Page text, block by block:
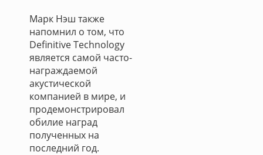
Марк Нэш также
напомнил о том, что
Definitive Тechnology
является самой часто-
награждаемой
акустической
компанией в мире, и
продемонстрировал
обилие наград
полученных на
последний год.